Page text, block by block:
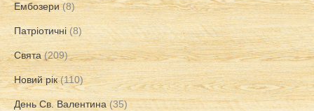
Ембозери (8)
Патріотичні (8)
Свята (209)
Новий рік (110)
День Св. Валентина (35)